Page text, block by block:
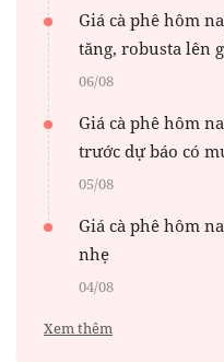
Giá cà phê hôm
tăng, robusta lên
06/08
Giá cà phê hôm
trước dự báo có
05/08
Giá cà phê hôm
nhẹ
04/08
Xem thêm